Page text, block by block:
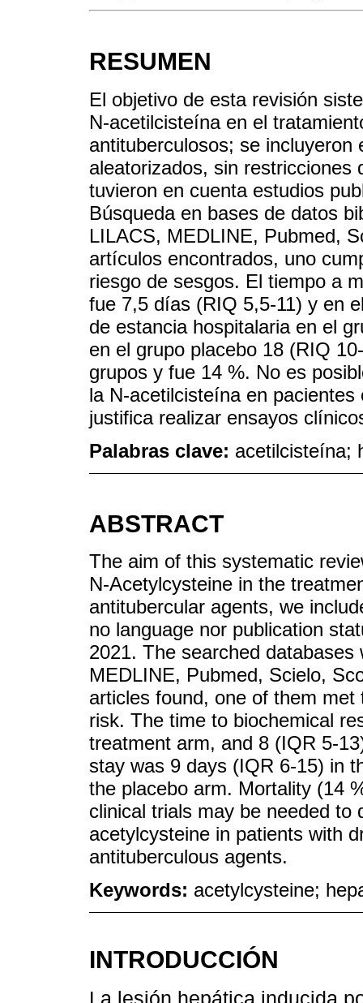
RESUMEN
El objetivo de esta revisión
N-acetilcisteína en el
antituberculosos; se
aleatorizados, sin restricciones
tuvieron en cuenta estudios
Búsqueda en bases de datos
LILACS, MEDLINE, Pubmed,
artículos encontrados, uno
riesgo de sesgos. El tiempo a
fue 7,5 días (RIQ 5,5-11) y en
de estancia hospitalaria en el
en el grupo placebo 18 (RIQ
grupos y fue 14 %. No es
la N-acetilcisteína en
justifica realizar ensayos
Palabras clave: acetilcisteína;
ABSTRACT
The aim of this systematic
N-Acetylcysteine in the
antitubercular agents, we
no language nor publication
2021. The searched
MEDLINE, Pubmed, Scielo,
articles found, one of them
risk. The time to biochemical
treatment arm, and 8 (IQR 5-
stay was 9 days (IQR 6-15) in
the placebo arm. Mortality (14
clinical trials may be needed to
acetylcysteine in patients with
antituberculous agents.
Keywords: acetylcysteine;
INTRODUCCIÓN
La lesión hepática inducida